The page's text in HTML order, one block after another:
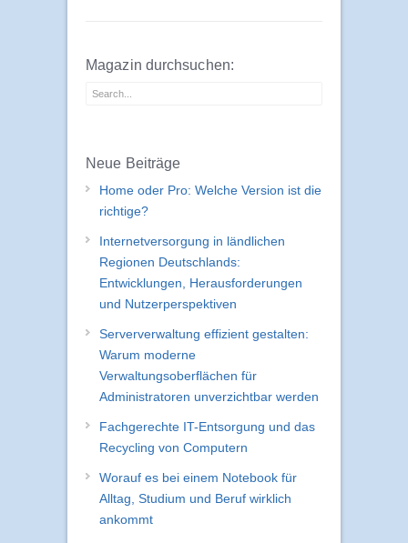
Magazin durchsuchen:
Neue Beiträge
Home oder Pro: Welche Version ist die
richtige?
Internetversorgung in ländlichen
Regionen Deutschlands:
Entwicklungen, Herausforderungen
und Nutzerperspektiven
Serververwaltung effizient gestalten:
Warum moderne
Verwaltungsoberflächen für
Administratoren unverzichtbar werden
Fachgerechte IT-Entsorgung und das
Recycling von Computern
Worauf es bei einem Notebook für
Alltag, Studium und Beruf wirklich
ankommt